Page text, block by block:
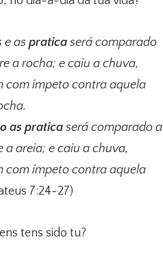
e as pratica será comparado
a rocha; e caiu a chuva,
com ímpeto contra aquela
as praticaserá comparado a
a areia; e caiu a chuva,
com ímpeto contra aquela
7:24-27)
tens sido tu?